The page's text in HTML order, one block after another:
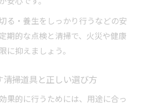
る・養生をしっかり行うなどの安
期的な点検と清掃で、火災や健康
に抑えましょう。
掃道具と正しい選び方
果的に行うためには、用途に合っ